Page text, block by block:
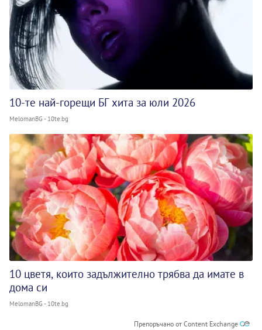
10-те най-горещи БГ хита за юли 2026
MelomanBG - 10te.bg
10 цветя, които задължително трябва да имате в
дома си
MelomanBG - 10te.bg
Препоръчано от Content Exchange